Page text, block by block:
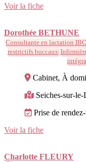
Voir la fiche
Dorothée BETHUNE
Consultante en lactation
restrictifs buccaux
Cabinet, À
Seiches-sur-
Prise de
Voir la fiche
Charlotte FLEURY